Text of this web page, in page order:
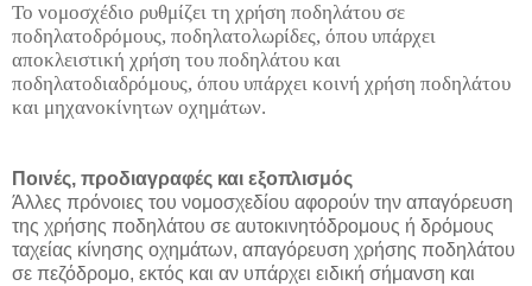
Το νομοσχέδιο ρυθμίζει τη χρήση ποδηλάτου σε
ποδηλατοδρόμους, ποδηλατολωρίδες, όπου υπάρχει
αποκλειστική χρήση του ποδηλάτου και
ποδηλατοδιαδρόμους, όπου υπάρχει κοινή χρήση ποδηλάτου
και μηχανοκίνητων οχημάτων.
Ποινές, προδιαγραφές και εξοπλισμός
Άλλες πρόνοιες του νομοσχεδίου αφορούν την απαγόρευση
της χρήσης ποδηλάτου σε αυτοκινητόδρομους ή δρόμους
ταχείας κίνησης οχημάτων, απαγόρευση χρήσης ποδηλάτου
σε πεζόδρομο, εκτός και αν υπάρχει ειδική σήμανση και